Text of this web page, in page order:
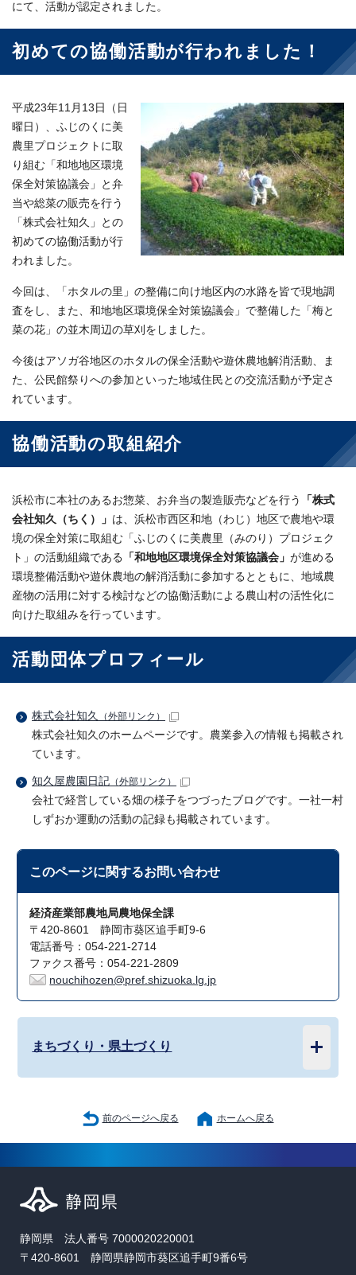
にて、活動が認定されました。
初めての協働活動が行われました！
平成23年11月13日（日
曜日）、ふじのくに美
農里プロジェクトに取
り組む「和地地区環境
保全対策協議会」と弁
当や総菜の販売を行う
「株式会社知久」との
初めての協働活動が行
われました。
今回は、「ホタルの里」の整備に向け地区内の水路を皆で現地調
査をし、また、和地地区環境保全対策協議会」で整備した「梅と
菜の花」の並木周辺の草刈をしました。
今後はアソガ谷地区のホタルの保全活動や遊休農地解消活動、ま
た、公民館祭りへの参加といった地域住民との交流活動が予定さ
れています。
協働活動の取組紹介
浜松市に本社のあるお惣菜、お弁当の製造販売などを行う
「株式
会社知久（ちく）」 は、浜松市西区和地（わじ）地区で農地や環
境の保全対策に取組む「ふじのくに美農里（みのり）プロジェク
ト」の活動組織である
「和地地区環境保全対策協議会」 が進める
環境整備活動や遊休農地の解消活動に参加するとともに、地域農
産物の活用に対する検討などの協働活動による農山村の活性化に
向けた取組みを行っています。
活動団体プロフィール
株式会社知久 （外部リンク）
株式会社知久のホームページです。農業参入の情報も掲載され
ています。
知久屋農園日記 （外部リンク）
会社で経営している畑の様子をつづったブログです。一社一村
しずおか運動の活動の記録も掲載されています。
このページに関するお問い合わせ
経済産業部農地局農地保全課
〒420-8601 静岡市葵区追手町9-6
電話番号：054-221-2714
ファクス番号：054-221-2809
nouchihozen@pref.shizuoka.lg.jp
まちづくり・県土づくり
前のページへ戻る ホームへ戻る
静岡県 法人番号 7000020220001
〒420-8601 静岡県静岡市葵区追手町9番6号